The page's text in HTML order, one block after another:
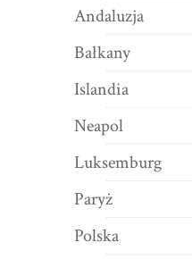
Andaluzja
Bałkany
Islandia
Neapol
Luksemburg
Paryż
Polska